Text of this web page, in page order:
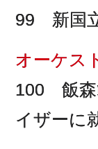
99 新国
オーケス
100 飯森
イザーに